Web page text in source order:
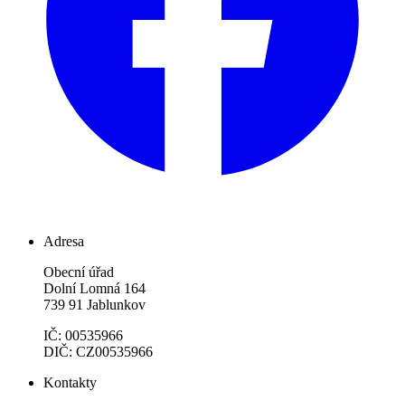
Adresa
Obecní úřad
Dolní Lomná 164
739 91 Jablunkov
IČ: 00535966
DIČ: CZ00535966
Kontakty